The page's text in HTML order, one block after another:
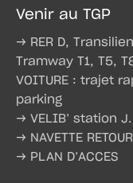
Venir au TGP
→ RER D,
Tramway T1, T5,
VOITURE : trajet
parking
→ VELIB’ station
→ NAVETTE RETOUR
→ PLAN D’ACCES